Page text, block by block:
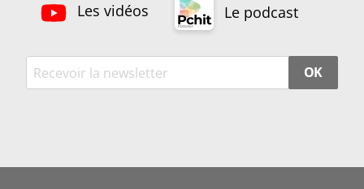
Les vidéos Le podcast
OK